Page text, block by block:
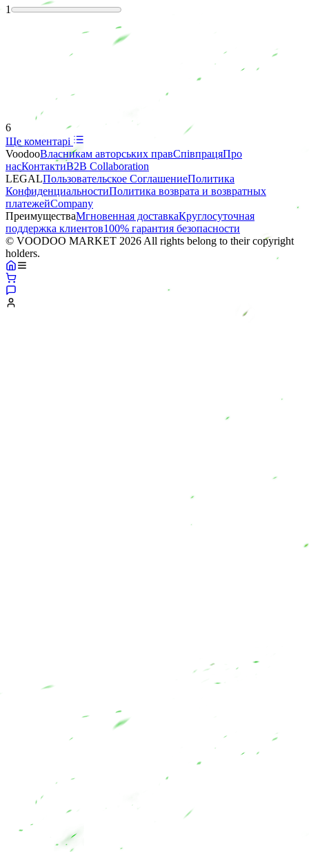
1
6
Ще коментарі
VoodooВласникам авторських правСпівпрацяПро
насКонтактиB2B Collaboration
LEGALПользовательское СоглашениеПолитика
КонфиденциальностиПолитика возврата и возвратных
платежейCompany
ПреимуществаМгновенная доставкаКруглосуточная
поддержка клиентов100% гарантия безопасности
© VOODOO MARKET 2026 All rights belong to their copyright
holders.